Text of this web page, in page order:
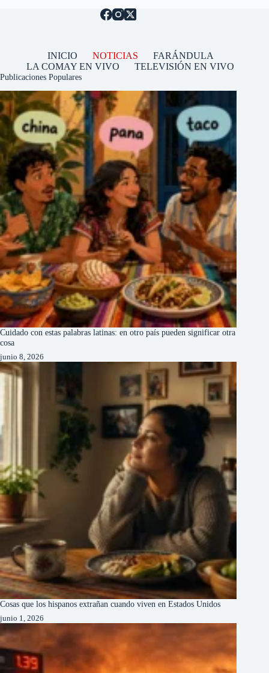
INICIO NOTICIAS
FARÁNDULA
LA COMAY EN VIVO
TELEVISIÓN EN VIVO
Publicaciones Populares
Cuidado con estas palabras latinas: en otro país pueden significar otra
cosa
junio 8, 2026
Cosas que los hispanos extrañan cuando viven en Estados Unidos
junio 1, 2026